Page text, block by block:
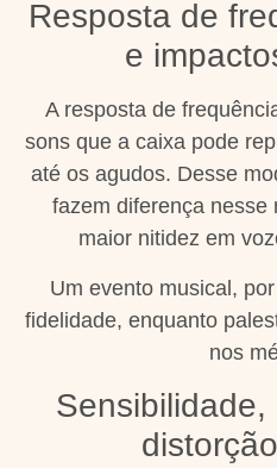
Resposta de
e
A resposta de
sons que a caixa pode
até os agudos. Desse
fazem diferença nesse
maior nitidez em
Um evento musical,
fidelidade, enquanto
nos